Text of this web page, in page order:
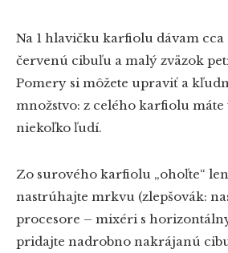
Na 1 hlavičku karfiolu dávam cca
červenú cibuľu a malý zväzok
Pomery si môžete upraviť a
množstvo: z celého karfiolu
niekoľko ľudí.
Zo surového karfiolu „ohoľte“
nastrúhajte mrkvu (zlepšovák:
procesore – mixéri s
pridajte nadrobno nakrájanú